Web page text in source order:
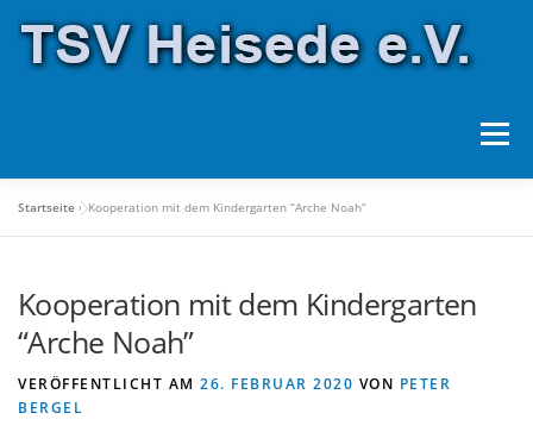
Inhalt
springen
Menü
HALLENBELEGUNG SPONSOREN
FORMULARE
Startseite »Kooperation mit dem Kindergarten “Arche Noah”
Kooperation mit dem Kindergarten
“Arche Noah”
VERÖFFENTLICHT AM 26. FEBRUAR 2020 VON PETER
BERGEL